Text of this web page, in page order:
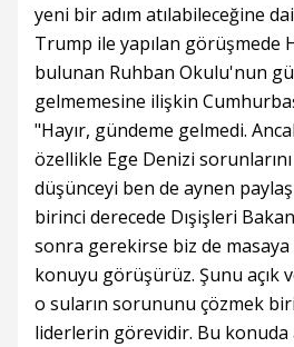
yeni bir adım atılabileceğine
Trump ile yapılan görüşmede
bulunan Ruhban Okulu'nun
gelmemesine ilişkin
"Hayır, gündeme gelmedi.
özellikle Ege Denizi
düşünceyi ben de aynen
birinci derecede Dışişleri
sonra gerekirse biz de
konuyu görüşürüz. Şunu açık
o suların sorununu çözmek
liderlerin görevidir. Bu konuda